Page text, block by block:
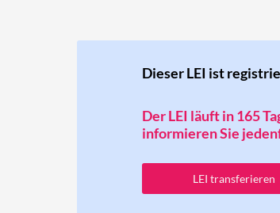
Dieser LEI ist
Der LEI läuft in 165
informieren Sie
LEI transferieren